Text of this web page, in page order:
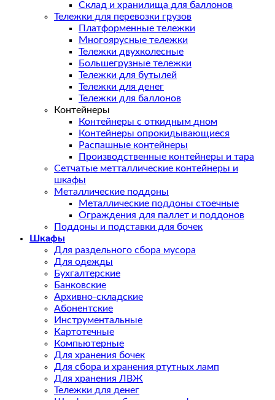
Склад и хранилища для баллонов
Тележки для перевозки грузов
Платформенные тележки
Многоярусные тележки
Тележки двухколесные
Большегрузные тележки
Тележки для бутылей
Тележки для денег
Тележки для баллонов
Контейнеры
Контейнеры с откидным дном
Контейнеры опрокидывающиеся
Распашные контейнеры
Производственные контейнеры и тара
Сетчатые метталлические контейнеры и
шкафы
Металлические поддоны
Металлические поддоны стоечные
Ограждения для паллет и поддонов
Поддоны и подставки для бочек
Шкафы
Для раздельного сбора мусора
Для одежды
Бухгалтерские
Банковские
Архивно-складские
Абонентские
Инструментальные
Картотечные
Компьютерные
Для хранения бочек
Для сбора и хранения ртутных ламп
Для хранения ЛВЖ
Тележки для денег